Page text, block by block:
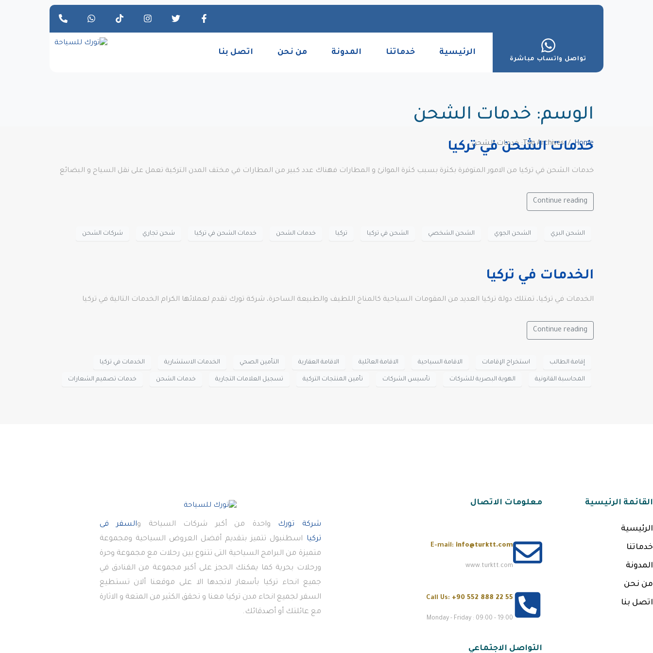
تواصل واتساب مباشرة
الرئيسية خدماتنا المدونة من نحن اتصل بنا
الوسم: خدمات الشحن
Home Tag Archives: خدمات الشحن
خدمات الشحن في تركيا
خدمات الشحن في تركيا من الامور المتوفرة بكثرة بسبب كثرة الموانئ و المطارات فهناك عدد كبير من المطارات في مختف المدن التركية تعمل على نقل السياح و البضائع
Continue reading
الشحن البري الشحن الجوي الشحن الشخصي الشحن في تركيا تركيا خدمات الشحن خدمات الشحن في تركيا شحن تجاري شركات الشحن
الخدمات في تركيا
الخدمات في تركيا، تمتلك دولة تركيا العديد من المقومات السياحية كالمناخ اللطيف والطبيعة الساحرة، شركة تورك تقدم لعملائها الكرام الخدمات التالية في تركيا
Continue reading
إقامة الطالب استخراج الإقامات الاقامة السياحية الاقامة العائلية الاقامة العقارية التأمين الصحي الخدمات الاستشارية الخدمات في تركيا
المحاسبة القانونية الهوية البصرية للشركات تأسيس الشركات تأمين المنتجات التركية تسجيل العلامات التجارية خدمات الشحن خدمات تصميم الشعارات
القائمة الرئيسية
الرئيسية
خدماتنا
المدونة
من نحن
اتصل بنا
معلومات الاتصال
E-mail: info@turktt.com
www.turktt.com
Call Us: +90 552 888 22 55
Monday - Friday : 09:00 - 19:00
التواصل الاجتماعي
شركة تورك واحدة من أكبر شركات السياحة والسفر فى
تركيا اسطنبول تتميز بتقديم أفضل العروض السياحية ومجموعة
متميزة من البرامج السياحية التى تتنوع بين رحلات مع مجموعة وحرة
ورحلات بحرية كما يمكنك الحجز على أكبر مجموعة من الفنادق في
جميع انحاء تركيا بأسعار لاتجدها الا على موقعنا ألان تستطيع
السفر لجميع انحاء مدن تركيا معنا و تحقق الكثير من المتعة و الاثارة
مع عائلتك أو أصدقائك.